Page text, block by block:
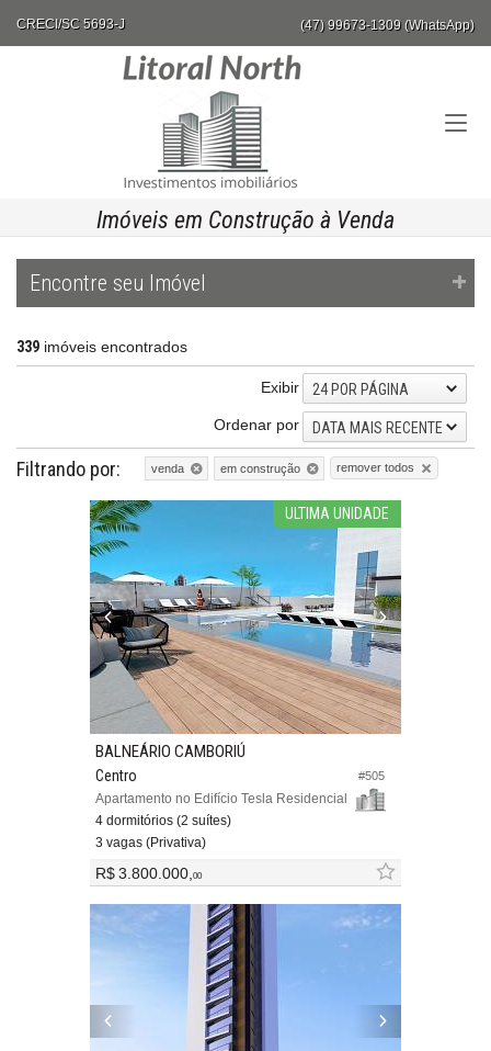
CRECI/SC 5693-J (47) 99673-1309 (WhatsApp)
Imóveis em Construção à Venda
Encontre seu Imóvel
339 imóveis encontrados
Exibir
24 POR PÁGINA
Ordenar por
DATA MAIS RECENTE
Filtrando por: venda em construção remover todos
ULTIMA UNIDADE
#505
BALNEÁRIO CAMBORIÚ
Centro
Apartamento no Edifício Tesla Residencial
4 dormitórios (2 suítes)
3 vagas (Privativa)
R$ 3.800.000,00